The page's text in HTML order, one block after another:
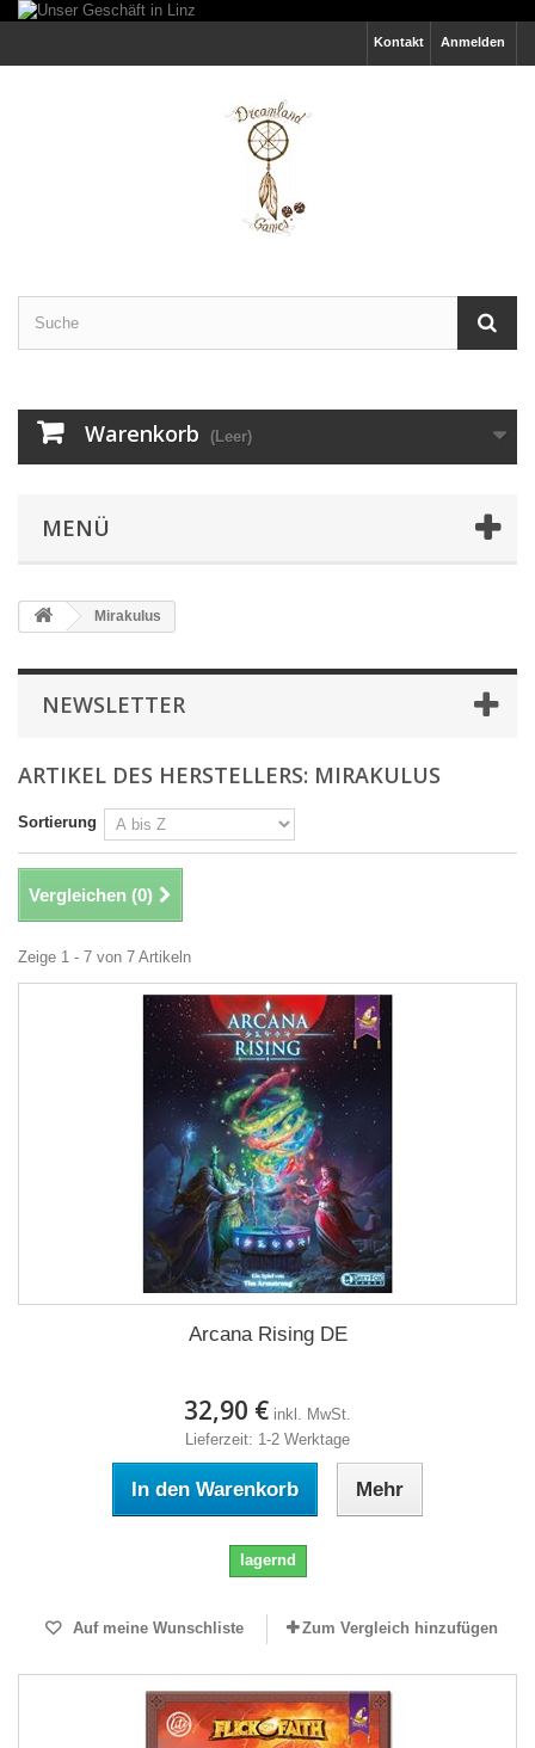
Anmelden
Kontakt
Warenkorb (Leer)
MENÜ
Mirakulus
NEWSLETTER
ARTIKEL DES HERSTELLERS: MIRAKULUS
Sortierung
Vergleichen (0)
Zeige 1 - 7 von 7 Artikeln
Arcana Rising DE
32,90 € inkl. MwSt.
Lieferzeit: 1-2 Werktage
In den Warenkorb Mehr
lagernd
Auf meine Wunschliste Zum Vergleich hinzufügen